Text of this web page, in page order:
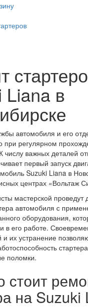
Liana в
автомобиля и его
при регулярном
числу важных деталей
первый запуск
Suzuki Liana в
центрах «Вольтаж
мастерской проведут
автомобиля с
оборудования,
в его работе.
и их устранение
поломки.
стоит
на Suzuki